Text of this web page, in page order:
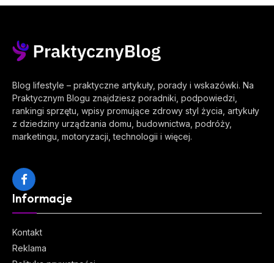
Blog lifestyle – praktyczne artykuły, porady i wskazówki. Na
Praktycznym Blogu znajdziesz poradniki, podpowiedzi,
rankingi sprzętu, wpisy promujące zdrowy styl życia, artykuły
z dziedziny urządzania domu, budownictwa, podróży,
marketingu, motoryzacji, technologii i więcej.
Facebook
Informacje
Kontakt
Reklama